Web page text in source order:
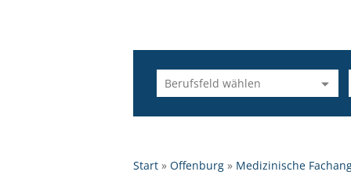
Start Offenburg Medizinische